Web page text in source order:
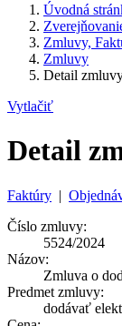
Úvodná
Zmluvy,
Zmluvy
Detail
Vytlačiť
Detail
Faktúry |
Číslo zmluvy:
5524/2024
Názov:
Zmluva o
Predmet zmluvy:
dodávať